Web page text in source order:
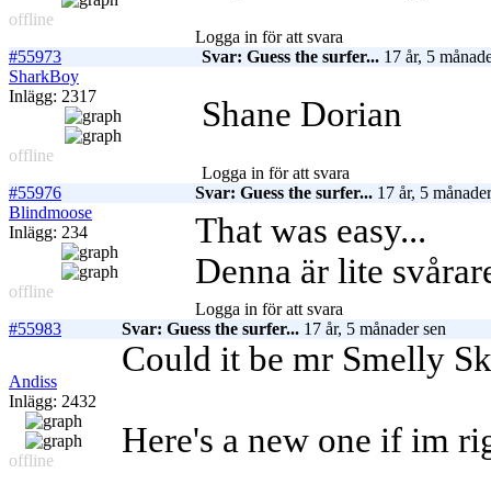
offline
Logga in för att svara
#55973
Svar: Guess the surfer... 17 år, 5
SharkBoy
Inlägg: 2317
offline
Shane Dorian
Logga in för att svara
#55976
Svar: Guess the surfer... 17 år, 5
Blindmoose
Inlägg: 234
offline
That was easy...
Denna är lite
Logga in för att svara
#55983
Svar: Guess the surfer... 17 år, 5 månader sen
Andiss
Inlägg: 2432
offline
Could it be mr Smelly
Here's a new one if im